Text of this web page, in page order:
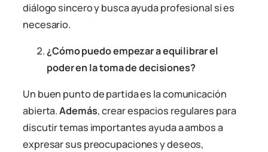
diálogo sincero y busca ayuda profesional si es
necesario.
¿Cómo puedo empezar a equilibrar el
poder en la toma de decisiones?
Un buen punto de partida es la comunicación
abierta.Además, crear espacios regulares para
discutir temas importantes ayuda a ambos a
expresar sus preocupaciones y deseos,